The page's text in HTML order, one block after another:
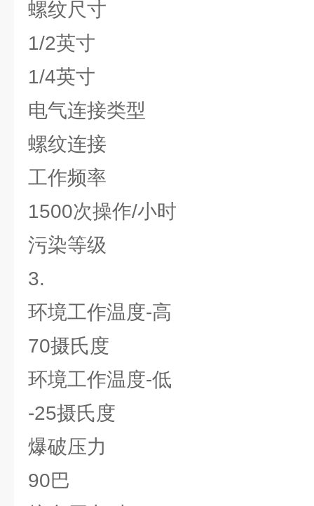
螺纹尺寸
1/2英寸
1/4英寸
电气连接类型
螺纹连接
工作频率
1500次操作/小时
污染等级
3.
环境工作温度-高
70摄氏度
环境工作温度-低
-25摄氏度
爆破压力
90巴